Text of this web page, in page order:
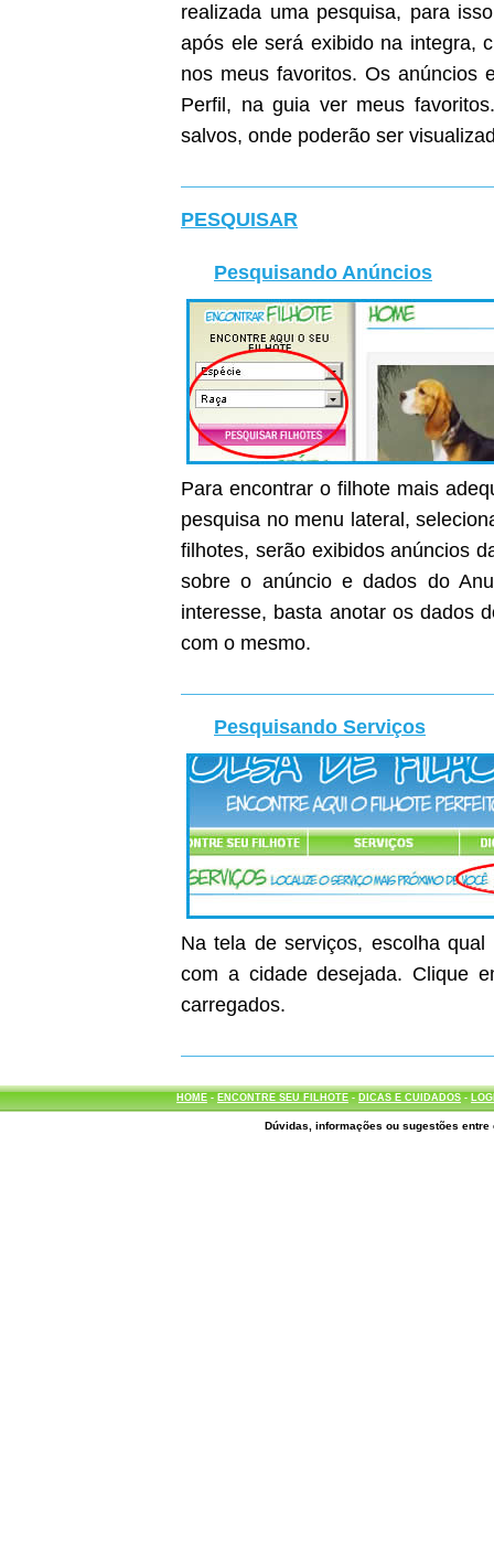
realizada uma pesquisa, para
após ele será exibido na integra,
nos meus favoritos. Os
Perfil, na guia ver meus
salvos, onde poderão ser
PESQUISAR
Pesquisando Anúncios
Para encontrar o filhote mais
pesquisa no menu lateral,
filhotes, serão exibidos anúncios
sobre o anúncio e dados do
interesse, basta anotar os dados
com o mesmo.
Pesquisando Serviços
Na tela de serviços, escolha
com a cidade desejada. Clique
carregados.
HOME- ENCONTRE SEU FILHOTE- DICAS E CUIDADOS-
Dúvidas, informações ou sugestões